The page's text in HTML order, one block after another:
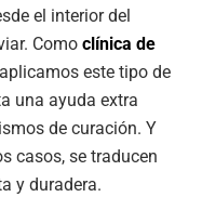
el interior del
Como clínica de
este tipo de
una ayuda extra
de curación. Y
casos, se traducen
y duradera.